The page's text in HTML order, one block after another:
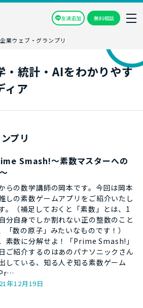
友達追加 無料相談
企業ウェブ・グランプリ
・統計・AIをわかりやす
ィア
プリ
Smash!～素数マスターへの
らの数学講師の岡本です。今回は岡本
しの素数ゲームアプリをご紹介いたし
。（補足しておくと「素数」とは、1
分自身でしか割れない正の整数のこと
「数の原子」みたいなものです！）
素数に分解せよ！「Prime Smash!」
ご紹介するのはあのパナソニックさん
している、知る人ぞ知る素数ゲーム
Pr…
年12月19日